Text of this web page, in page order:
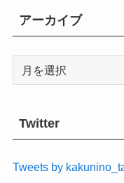
アーカイブ
Twitter
Tweets by